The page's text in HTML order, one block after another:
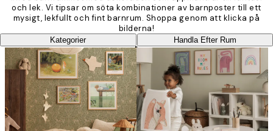
och lek. Vi tipsar om söta kombinationer av barnposter till ett
mysigt, lekfullt och fint barnrum. Shoppa genom att klicka på
bilderna!
Kategorier Handla Efter Rum